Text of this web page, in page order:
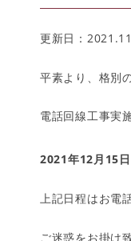
更新日：
平素より、格別
電話回線工事実
2021年12月15
上記日程はお電
ご迷惑をお掛け